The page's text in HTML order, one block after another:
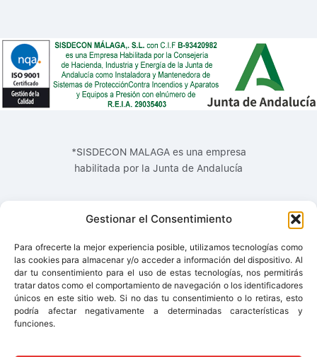
Gestionar el Consentimiento
Para ofrecerte la mejor experiencia posible, utilizamos tecnologías como
las cookies para almacenar y/o acceder a información del dispositivo. Al
dar tu consentimiento para el uso de estas tecnologías, nos permitirás
tratar datos como el comportamiento de navegación o los identificadores
únicos en este sitio web. Si no das tu consentimiento o lo retiras, esto
podría afectar negativamente a determinadas características y
funciones.
*SISDECON MALAGA es una empresa
habilitada por la Junta de Andalucía